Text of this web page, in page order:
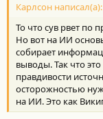
Карлсон написал(а):
То что сув рвет по
Но вот на ИИ
собирает
выводы. Так что
правдивости
осторожностью
на ИИ. Это как